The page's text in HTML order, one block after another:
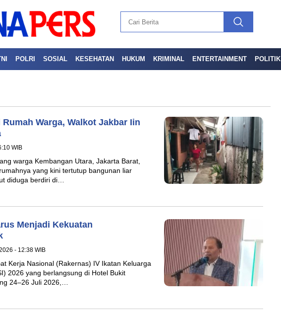
POLRI SOSIAL KESEHATAN HUKUM KRIMINAL ENTERTAINMENT POLITIK
Warga, Walkot Jakbar Iin
WIB
warga Kembangan Utara, Jakarta Barat,
yang kini tertutup bangunan liar
diduga berdiri di…
Menjadi Kekuatan
- 12:38 WIB
Kerja Nasional (Rakernas) IV Ikatan Keluarga
2026 yang berlangsung di Hotel Bukit
24–26 Juli 2026,…